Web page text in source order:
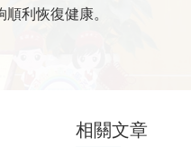
利恢復健康。
相關文章